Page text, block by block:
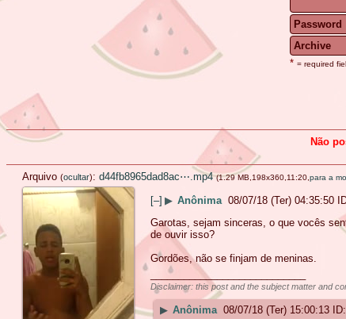
Password
Archive
* = required
Não
Arquivo (ocultar): d44fb8965dad8ac⋯.mp4 (1.29 MB,198x360,11:20, para a
[–] ▶ Anônima 08/07/18 (Ter) 04:35:50
Garotas, sejam sinceras, o que vocês
de ouvir isso?
Gordões, não se finjam de meninas.
____________________________
Disclaimer: this post and the subject matter and
▶ Anônima 08/07/18 (Ter) 15:00:13